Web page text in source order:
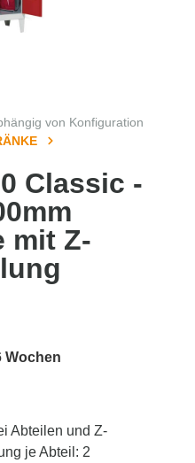
von Konfiguration
Classic -
mit Z-
Wochen
Abteilen und Z-
je Abteil: 2